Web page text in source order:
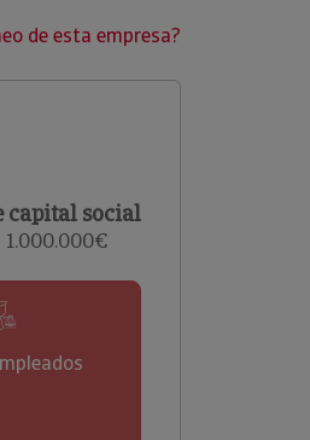
de esta empresa?
capital social
1.000.000€